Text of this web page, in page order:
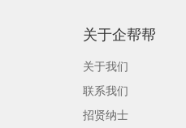
关于企帮帮
关于我们
联系我们
招贤纳士